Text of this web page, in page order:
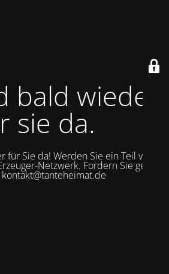
bald wieder
sie da.
Sie da! Werden Sie ein Teil von
Netzwerk. Fordern Sie gerne
kontakt@tanteheimat.de